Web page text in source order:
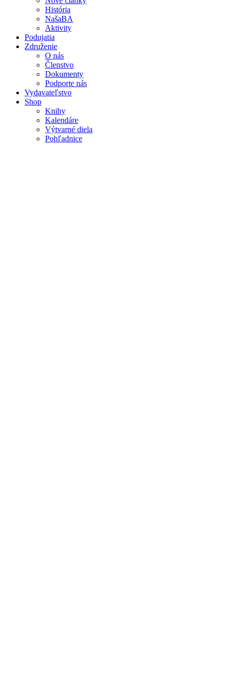
História
NašaBA
Aktivity
Podujatia
Združenie
O nás
Členstvo
Dokumenty
Podporte nás
Vydavateľstvo
Shop
Knihy
Kalendáre
Výtvarné diela
Pohľadnice